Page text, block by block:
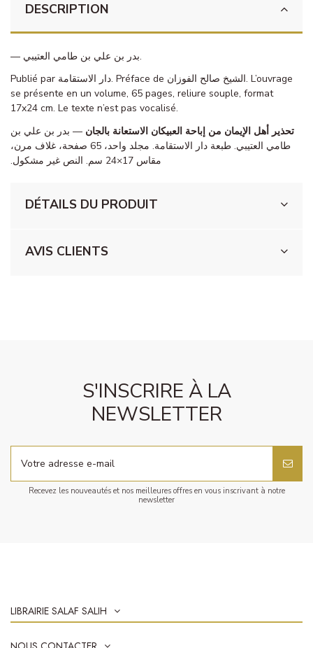
DESCRIPTION
— بدر بن علي بن طامي العتيبي.
Publié par دار الاستقامة. Préface de الشيخ صالح الفوزان. L’ouvrage
se présente en un volume, 65 pages, reliure souple, format
17x24 cm. Le texte n’est pas vocalisé.
تحذير أهل الإيمان من إباحة العبيكان الاستعانة بالجان — بدر بن علي بن
طامي العتيبي. طبعة دار الاستقامة. مجلد واحد، 65 صفحة، غلاف مرن،
مقاس 17×24 سم. النص غير مشكول.
DÉTAILS DU PRODUIT
AVIS CLIENTS
S'INSCRIRE À LA
NEWSLETTER
Recevez les nouveautés et nos meilleures offres en vous inscrivant à notre
newsletter
LIBRAIRIE SALAF SALIH